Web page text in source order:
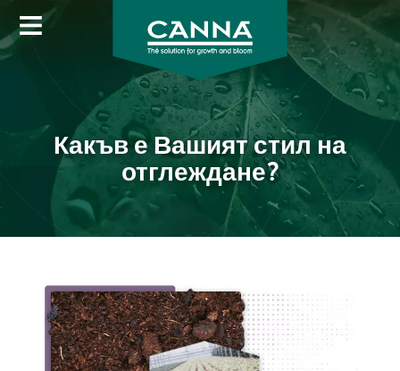
Skip
to
Какъв е Вашият стил на
отглеждане?